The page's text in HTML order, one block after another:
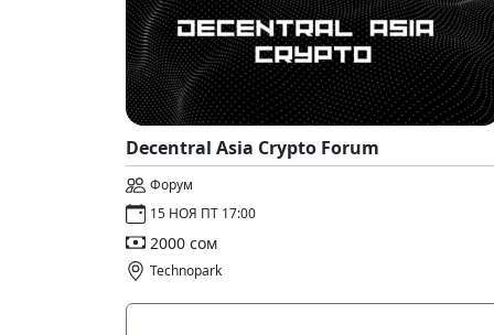
Decentral Asia Crypto Forum
Форум
15 НОЯ ПТ 17:00
2000 сом
Technopark